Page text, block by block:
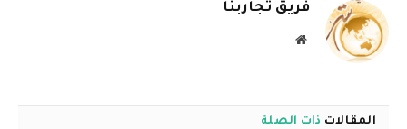
فريق تجاربنا
موقع
المقالات ذات الصلة